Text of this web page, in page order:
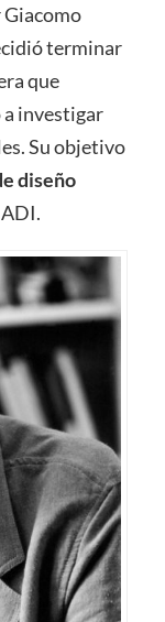
terminar
que
a investigar
Su objetivo
diseño